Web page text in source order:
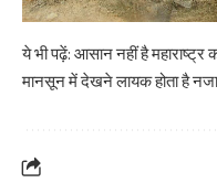
ये भी पढ़ें: आसान नहीं है महाराष्ट्र
मानसून में देखने लायक होता है